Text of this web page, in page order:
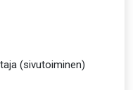
(sivutoiminen)